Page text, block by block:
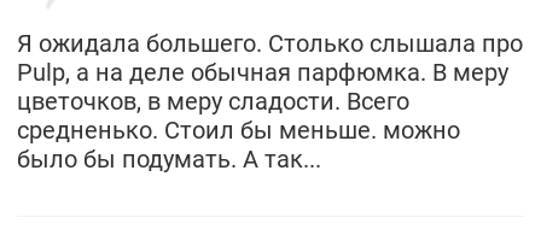
Я ожидала большего. Столько слышала про
Pulp, а на деле обычная парфюмка. В меру
цветочков, в меру сладости. Всего
средненько. Стоил бы меньше. можно
было бы подумать. А так...